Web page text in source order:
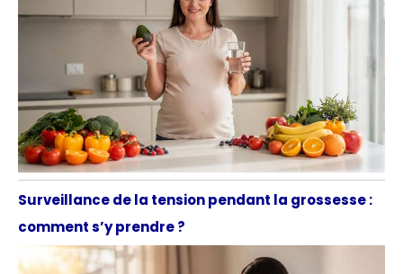
Surveillance de la tension pendant la grossesse :
comment s’y prendre ?